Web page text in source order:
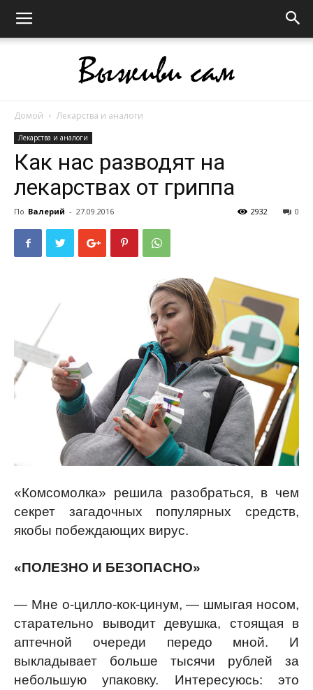
сам
Домой Лекарства и аналоги
Лекарства и аналоги
Как нас разводят на
лекарствах от гриппа
По Валерий - 27.09.2016 0
2932
«Комсомолка» решила разобраться, в чем
секрет загадочных популярных средств,
якобы побеждающих вирус.
«ПОЛЕЗНО И БЕЗОПАСНО»
— Мне о-цилло-кок-цинум, — шмыгая носом,
старательно выводит девушка, стоящая в
аптечной очереди передо мной. И
выкладывает больше тысячи рублей за
небольшую упаковку. Интересуюсь: это